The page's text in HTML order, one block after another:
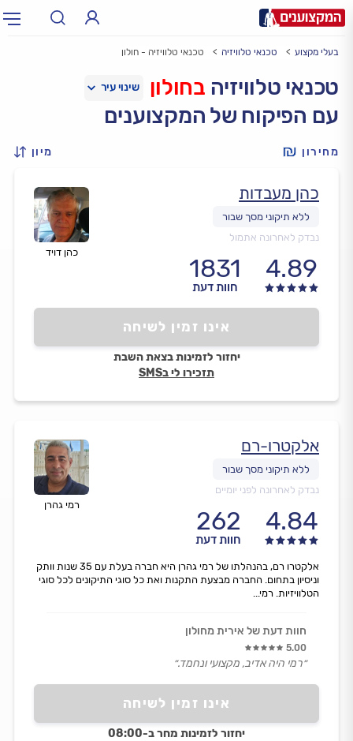
עירעיר: תל אביב, חיפה…
בעלי מקצוע טכנאי טלוויזיה טכנאי טלוויזיה - חולון
טכנאי טלוויזיה בחולון
עם הפיקוח של המקצוענים
מחירון מיון
כהן דויד
כהן מעבדות
נבדק לאחרונה אתמול
4.89
1831
חוות דעת
אינו זמין לשיחה
יחזור לזמינות בצאת השבת
תזכירו לי בSMS
רמי גהרן
אלקטרו-רם
נבדק לאחרונה לפני יומיים
4.84
262
חוות דעת
אינו זמין לשיחה
יחזור לזמינות מחר ב-08:00
אלקטרו רם, בהנהלתו של רמי גהרן היא חברה בעלת עם 35 שנות וותק
וניסיון בתחום. החברה מבצעת התקנות ואת כל סוגי התיקונים לכל סוגי
הטלוויזיות. רמי...
חוות דעת של אירית מחולון
5.00
״רמי היה אדיב, מקצועי ונחמד.״